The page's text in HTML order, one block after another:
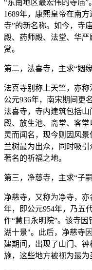
“东南地区最宏伟的寺庙
1689年，康熙皇帝在南
寺”的新名称。如今，寺
殿、药师殿、法堂、华
赏。
第二，法喜寺，主求“姻
法喜寺别称上天竺，亦
公元936年，南宋期间更
法喜寺，寺内建筑包括
殿、放生池、斋堂、客
灵而闻名，现今则因风
兰树最为出众，同时吸
著名的祈福之地。
第三，净慈寺，主求“子
净慈寺，又称为净寺，
年，即公元954年，乃五
作“慧日永明院”。该寺
湖十景"。此后，净慈寺
建期间，出现了山门、
施，这些地方被视为最为